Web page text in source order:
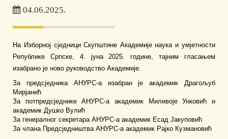
04.06.2025.
На Изборној сједници Скупштине Академије наука и умјетности
Републике Српске, 4. јуна 2025. године, тајним гласањем
изабрано је ново руководство Академије.
За предсједника АНУРС-а изабран је академик Драгољуб
Мирјанић
За потпредсједнике АНУРС-а академик Миливоје Унковић и
академик Душко Вулић
За генералног секретара АНУРС-а академик Есад Јакуповић
За члана Предсједништва АНУРС-а академик Рајко Кузмановић